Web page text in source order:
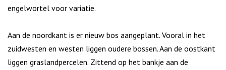
engelwortel voor variatie.
Aan de noordkant is er nieuw bos aangeplant. Vooral in het
zuidwesten en westen liggen oudere bossen. Aan de oostkant
liggen graslandpercelen. Zittend op het bankje aan de